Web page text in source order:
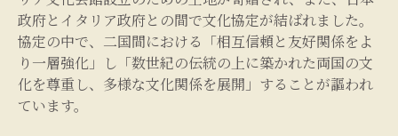
政府とイタリア政府との間で文化協定が結ばれました。
協定の中で、二国間における「相互信頼と友好関係をよ
り一層強化」し「数世紀の伝統の上に築かれた両国の文
化を尊重し、多様な文化関係を展開」することが謳われ
ています。